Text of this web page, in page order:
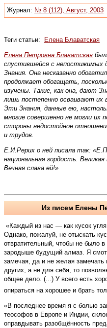
Журнал: № 8 (112), Август, 2003
Теги статьи: Елена Блаватская
Елена Петровна Блаватская
спустившейся с
Знания. Она несказанно
продолжает обогащать,
изучены. Такие, как она, дают
лишь постепенно осваивают их
Эти Знания, данные ею,
многие совершенно не могли их
стороны недостойное
и трудов.
Е.И.Рерих о ней писала так:
национальная гордость.
Вечная слава ей!»
Из писем Елены
«Каждый из нас — как кусок
Однако, пожалуй, не отыскать
отвратительный, чтобы не было
зародыше будущий алмаз. Я
замечая, да и не желая
других, а не для себя, то
общее дело. (...) У всего есть
опираться на хорошее и брать
«В последнее время я с болью
теософов в Европе и Индии,
оправдывать разобщённость